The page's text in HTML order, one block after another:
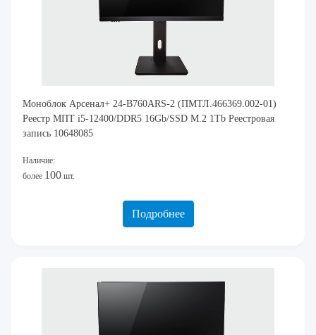
Моноблок Арсенал+ 24-B760ARS-2 (ПМТЛ.466369.002-01)
Реестр МПТ i5-12400/DDR5 16Gb/SSD M.2 1Tb Реестровая
запись 10648085
Наличие:
более 100 шт.
Подробнее